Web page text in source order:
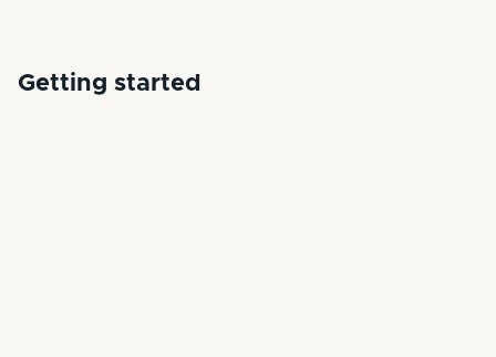
Getting started